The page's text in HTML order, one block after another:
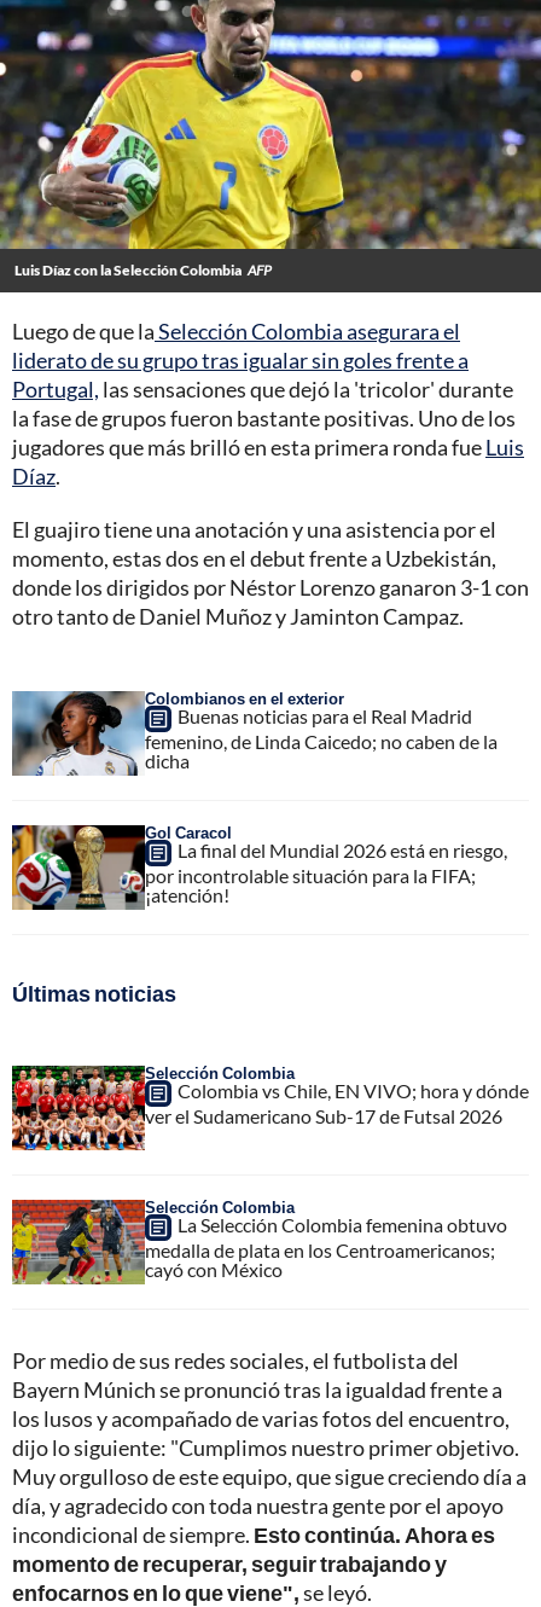
Luis Díaz con la Selección Colombia AFP
Luego de que laSelección Colombia asegurara el
liderato de su grupo tras igualar sin goles frente a
Portugal, las sensaciones que dejó la 'tricolor' durante
la fase de grupos fueron bastante positivas. Uno de los
jugadores que más brilló en esta primera ronda fueLuis
Díaz.
El guajiro tiene una anotación y una asistencia por el
momento, estas dos en el debut frente a Uzbekistán,
donde los dirigidos por Néstor Lorenzo ganaron 3-1 con
otro tanto de Daniel Muñoz y Jaminton Campaz.
Colombianos en el exterior
Buenas noticias para el Real Madrid
femenino, de Linda Caicedo; no caben de la
dicha
Gol Caracol
La final del Mundial 2026 está en riesgo,
por incontrolable situación para la FIFA;
¡atención!
Últimas noticias
Selección Colombia
Colombia vs Chile, EN VIVO; hora y dónde
ver el Sudamericano Sub-17 de Futsal 2026
Selección Colombia
La Selección Colombia femenina obtuvo
medalla de plata en los Centroamericanos;
cayó con México
Por medio de sus redes sociales, el futbolista del
Bayern Múnich se pronunció tras la igualdad frente a
los lusos y acompañado de varias fotos del encuentro,
dijo lo siguiente: "Cumplimos nuestro primer objetivo.
Muy orgulloso de este equipo, que sigue creciendo día a
día, y agradecido con toda nuestra gente por el apoyo
incondicional de siempre. Esto continúa. Ahora es
momento de recuperar, seguir trabajando y
enfocarnos en lo que viene",se leyó.